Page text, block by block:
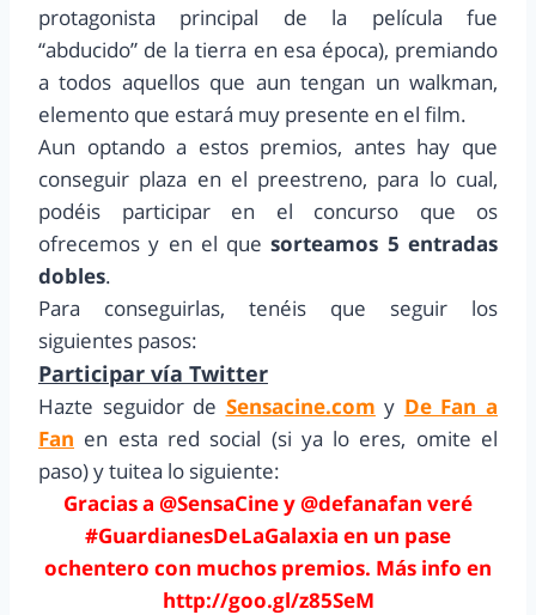
protagonista principal de la película fue
“abducido” de la tierra en esa época), premiando
a todos aquellos que aun tengan un walkman,
elemento que estará muy presente en el film.
Aun optando a estos premios, antes hay que
conseguir plaza en el preestreno, para lo cual,
podéis participar en el concurso que os
ofrecemos y en el quesorteamos 5 entradas
dobles.
Para conseguirlas, tenéis que seguir los
siguientes pasos:
Participar vía Twitter
Hazte seguidor de Sensacine.com y De Fan a
Fan en esta red social (si ya lo eres, omite el
paso) y tuitea lo siguiente:
Gracias a @SensaCine y @defanafan veré
#GuardianesDeLaGalaxia en un pase
ochentero con muchos premios. Más info en
http://goo.gl/z85SeM